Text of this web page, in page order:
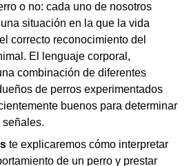
o no: cada uno de nosotros
situación en la que la vida
correcto reconocimiento del
El lenguaje corporal,
combinación de diferentes
de perros experimentados
buenos para determinar
te explicaremos cómo interpretar
de un perro y prestar